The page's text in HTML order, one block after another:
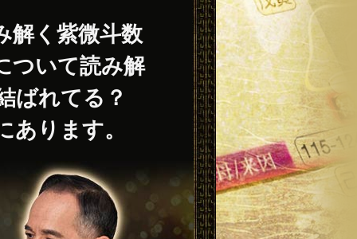
解く紫微斗数
ついて読み解
ばれてる？
ります。